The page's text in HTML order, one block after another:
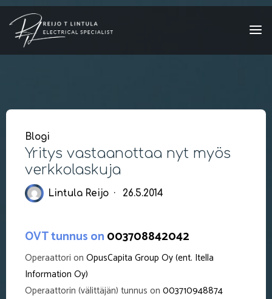
Skip
content
Blogi
Yritys vastaanottaa nyt myös
verkkolaskuja
Lintula Reijo 26.5.2014
OVT tunnus on003708842042
Operaattori on OpusCapita Group Oy (ent. Itella
Information Oy)
Operaattorin (välittäjän) tunnus on 003710948874